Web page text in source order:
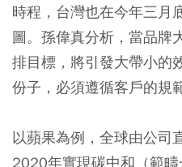
時程，台灣也在今年三月
圖。孫偉真分析，當品牌
排目標，將引發大帶小的
份子，必須遵循客戶的規
以蘋果為例，全球由公司
2020年實現碳中和（範